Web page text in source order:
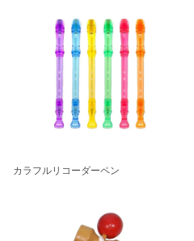
カラフルリコーダーペン